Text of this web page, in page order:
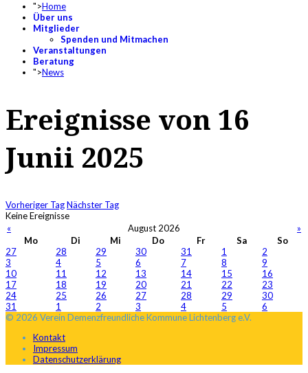
">Home
Über uns
Mitglieder
Spenden und Mitmachen
Veranstaltungen
Beratung
">News
Ereignisse von 16
Junii 2025
Vorheriger TagNächster Tag
Keine Ereignisse
«
August 2026
»
Mo
Di Mi Do Fr Sa
So
27
28 29 30 31 1
2
3
4 5 6 7 8
9
10
11 12 13 14 15
16
17
18 19 20 21 22
23
24
25 26 27 28 29
30
31
1 2 3 4 5
6
© 2026 Verein Demenzfreundliche Kommune Lichtenberg e.V.
Kontakt
Impressum
Datenschutzerklärung